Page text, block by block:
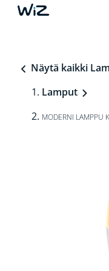
Näytä kaikki
Lamput
MODERNI